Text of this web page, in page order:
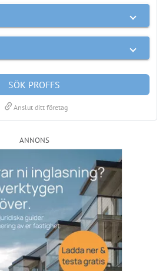
SÖK PROFFS
linkAnslut ditt företag
ANNONS